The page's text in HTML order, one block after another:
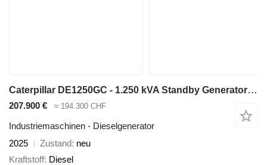
Caterpillar DE1250GC - 1.250 kVA Standby Generator - DPX-18226
207.900 € ≈ 194.300 CHF
Industriemaschinen - Dieselgenerator
2025
Zustand neu
Kraftstoff Diesel